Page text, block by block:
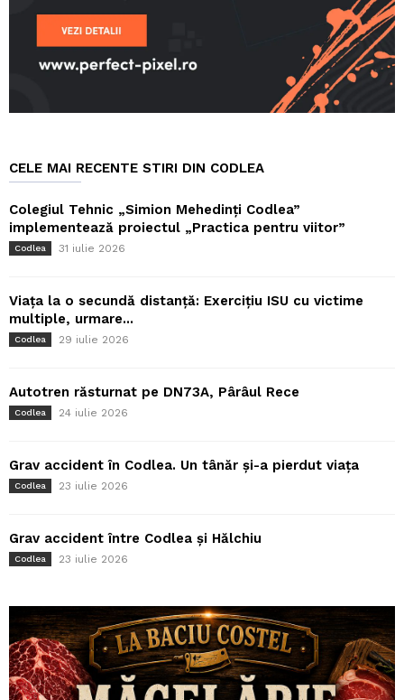
CELE MAI RECENTE STIRI DIN CODLEA
Colegiul Tehnic „Simion Mehedinți Codlea”
implementează proiectul „Practica pentru viitor”
Codlea 31 iulie 2026
Viața la o secundă distanță: Exercițiu ISU cu victime
multiple, urmare...
Codlea 29 iulie 2026
Autotren răsturnat pe DN73A, Pârâul Rece
Codlea 24 iulie 2026
Grav accident în Codlea. Un tânăr și-a pierdut viața
Codlea 23 iulie 2026
Grav accident între Codlea și Hălchiu
Codlea 23 iulie 2026